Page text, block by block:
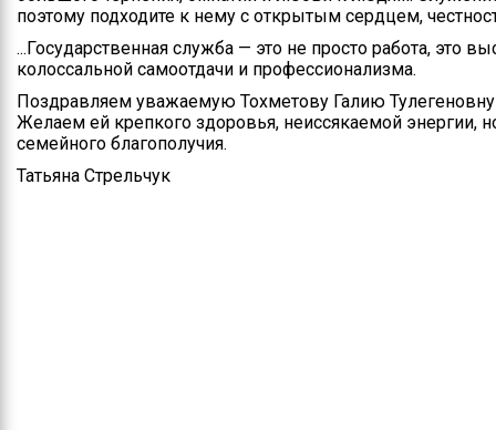
поэтому подходите к нему с открытым сердцем,
...Государственная служба — это не просто работа, это
колоссальной самоотдачи и профессионализма.
Поздравляем уважаемую Тохметову Галию
Желаем ей крепкого здоровья, неиссякаемой энергии,
семейного благополучия.
Татьяна Стрельчук